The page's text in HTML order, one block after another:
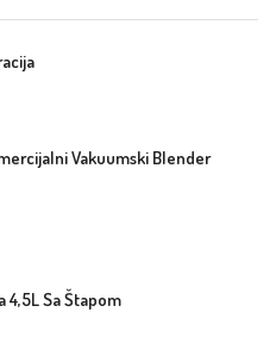
Vakuumski Blender
4,5L Sa Štapom